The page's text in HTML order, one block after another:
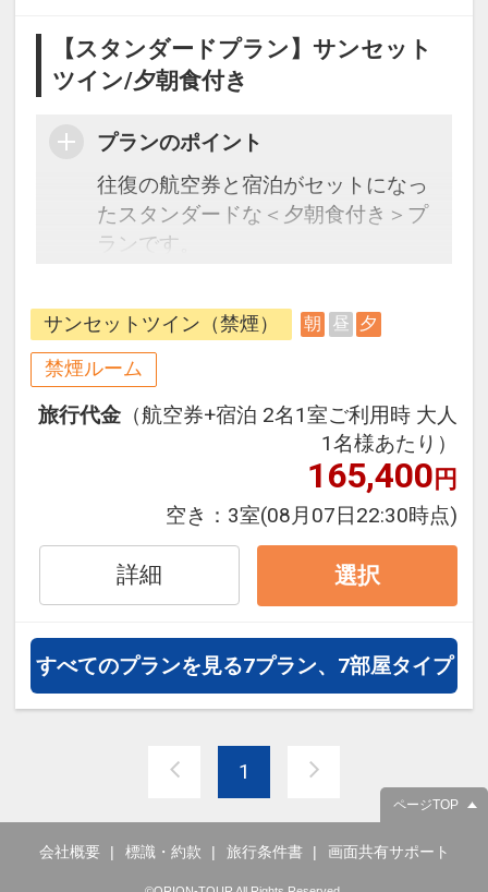
【スタンダードプラン】サンセット
ツイン/夕朝食付き
プランのポイント
往復の航空券と宿泊がセットになっ
たスタンダードな＜夕朝食付き＞プ
ランです。
できるダイナミックパッケージだか
ら、一都市滞在はもちろん周遊旅行
にも最適！
旅行期間中の1泊だけの宿泊や延
泊・飛び泊なども自由自在です。
フライトは、安心のJAL（または
JALグループ）確約！フライトマイ
ル50%貯まります。
通・体験プランなどの追加（同時予
約）が可能なプランもございます
※0～5歳の添い寝のお客様は施設使
お支払い下さい(現地払い)
サンセットツイン（禁煙） 朝 昼 夕
禁煙ルーム
旅行代金 （航空券+宿泊 2名1室ご利用時 大人
1名様あたり）
165,400円
空き： 3室(08月07日22:30時点)
詳細 選択
すべてのプランを見る7プラン、7部屋タイプ
1
ページTOP
会社概要 標識・約款 旅行条件書 画面共有サポート